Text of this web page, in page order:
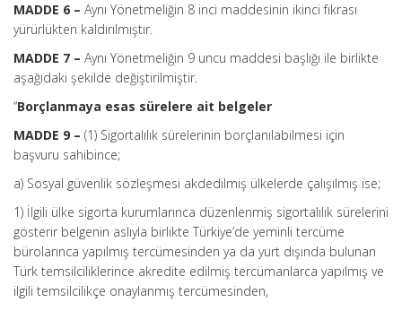
MADDE 6 – Aynı Yönetmeliğin 8 inci maddesinin ikinci fıkrası
yürürlükten kaldırılmıştır.
MADDE 7 – Aynı Yönetmeliğin 9 uncu maddesi başlığı ile birlikte
aşağıdaki şekilde değiştirilmiştir.
“Borçlanmaya esas sürelere ait belgeler
MADDE 9 – (1) Sigortalılık sürelerinin borçlanılabilmesi için
başvuru sahibince;
a) Sosyal güvenlik sözleşmesi akdedilmiş ülkelerde çalışılmış ise;
1) İlgili ülke sigorta kurumlarınca düzenlenmiş sigortalılık sürelerini
gösterir belgenin aslıyla birlikte Türkiye’de yeminli tercüme
bürolarınca yapılmış tercümesinden ya da yurt dışında bulunan
Türk temsilciliklerince akredite edilmiş tercümanlarca yapılmış ve
ilgili temsilcilikçe onaylanmış tercümesinden,